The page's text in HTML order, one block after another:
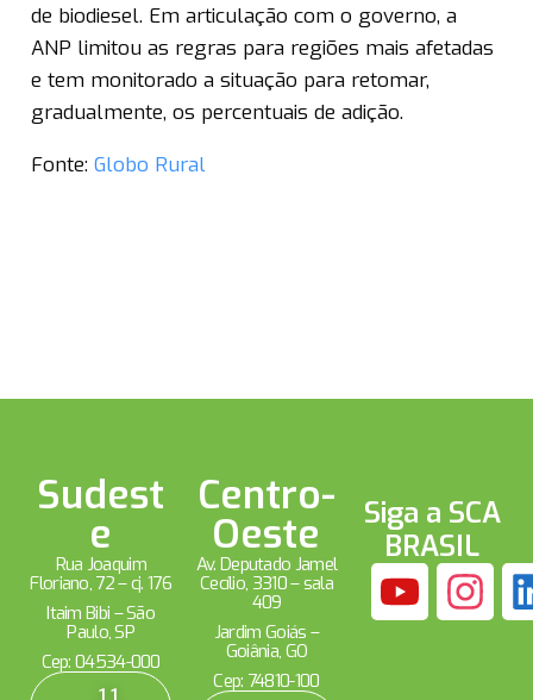
de biodiesel. Em articulação com o governo, a
ANP limitou as regras para regiões mais afetadas
e tem monitorado a situação para retomar,
gradualmente, os percentuais de adição.
Fonte: Globo Rural
Sudest
e
Rua Joaquim
Floriano, 72 – cj. 176
Itaim Bibi – São
Paulo, SP
Cep: 04534-000
11
Centro-
Oeste
Av. Deputado Jamel
Cecílio, 3310 – sala
409
Jardim Goiás –
Goiânia, GO
Cep: 74810-100
Siga a SCA
BRASIL